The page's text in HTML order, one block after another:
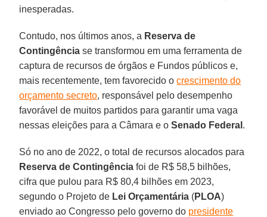
inesperadas.
Contudo, nos últimos anos, a Reserva de
Contingência se transformou em uma ferramenta de
captura de recursos de órgãos e Fundos públicos e,
mais recentemente, tem favorecido ocrescimento do
orçamento secreto, responsável pelo desempenho
favorável de muitos partidos para garantir uma vaga
nessas eleições para a Câmara e oSenado Federal .
Só no ano de 2022, o total de recursos alocados para
Reserva de Contingência foi de R$ 58,5 bilhões,
cifra que pulou para R$ 80,4 bilhões em 2023,
segundo o Projeto de Lei Orçamentária (PLOA)
enviado ao Congresso pelo governo do presidente